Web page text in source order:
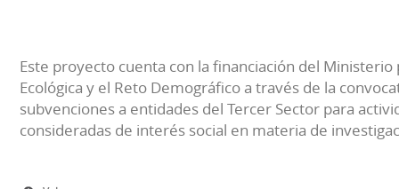
Este proyecto cuenta con la financiación del Ministerio
Ecológica y el Reto Demográfico a través de la
subvenciones a entidades del Tercer Sector para
consideradas de interés social en materia de